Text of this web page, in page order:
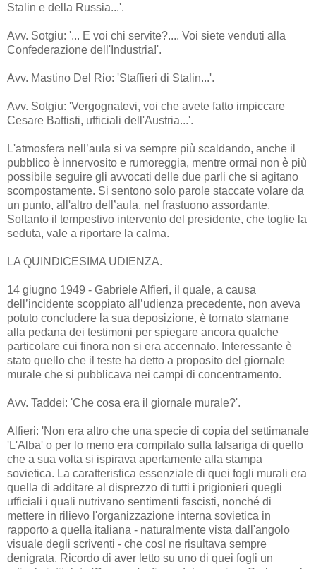
Stalin e della Russia...'.
Avv. Sotgiu: '... E voi chi servite?.... Voi siete venduti alla
Confederazione dell'Industria!'.
Avv. Mastino Del Rio: 'Staffieri di Stalin...'.
Avv. Sotgiu: 'Vergognatevi, voi che avete fatto impiccare
Cesare Battisti, ufficiali dell'Austria...'.
L'atmosfera nell’aula si va sempre più scaldando, anche il
pubblico è innervosito e rumoreggia, mentre ormai non è più
possibile seguire gli avvocati delle due parli che si agitano
scompostamente. Si sentono solo parole staccate volare da
un punto, all'altro dell’aula, nel frastuono assordante.
Soltanto il tempestivo intervento del presidente, che toglie la
seduta, vale a riportare la calma.
LA QUINDICESIMA UDIENZA.
14 giugno 1949 - Gabriele Alfieri, il quale, a causa
dell’incidente scoppiato all’udienza precedente, non aveva
potuto concludere la sua deposizione, è tornato stamane
alla pedana dei testimoni per spiegare ancora qualche
particolare cui finora non si era accennato. Interessante è
stato quello che il teste ha detto a proposito del giornale
murale che si pubblicava nei campi di concentramento.
Avv. Taddei: 'Che cosa era il giornale murale?'.
Alfieri: 'Non era altro che una specie di copia del settimanale
'L'Alba' o per lo meno era compilato sulla falsariga di quello
che a sua volta si ispirava apertamente alla stampa
sovietica. La caratteristica essenziale di quei fogli murali era
quella di additare al disprezzo di tutti i prigionieri quegli
ufficiali i quali nutrivano sentimenti fascisti, nonché di
mettere in rilievo l'organizzazione interna sovietica in
rapporto a quella italiana - naturalmente vista dall'angolo
visuale degli scriventi - che così ne risultava sempre
denigrata. Ricordo di aver letto su uno di quei fogli un